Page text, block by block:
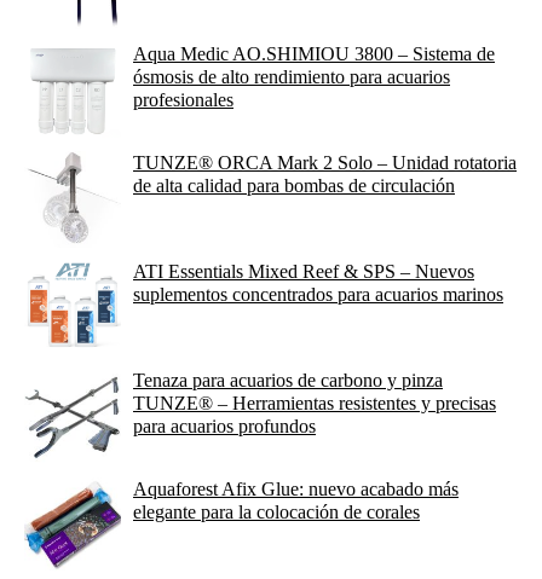
Aqua Medic AO.SHIMIOU 3800 – Sistema de
ósmosis de alto rendimiento para acuarios
profesionales
TUNZE® ORCA Mark 2 Solo – Unidad rotatoria
de alta calidad para bombas de circulación
ATI Essentials Mixed Reef & SPS – Nuevos
suplementos concentrados para acuarios marinos
Tenaza para acuarios de carbono y pinza
TUNZE® – Herramientas resistentes y precisas
para acuarios profundos
Aquaforest Afix Glue: nuevo acabado más
elegante para la colocación de corales